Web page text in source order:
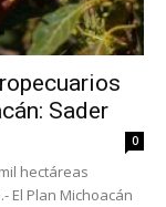
Sader
0
hectáreas
El Plan Michoacán